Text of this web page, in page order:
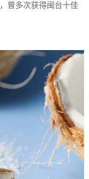
曾多次获得闽台十佳